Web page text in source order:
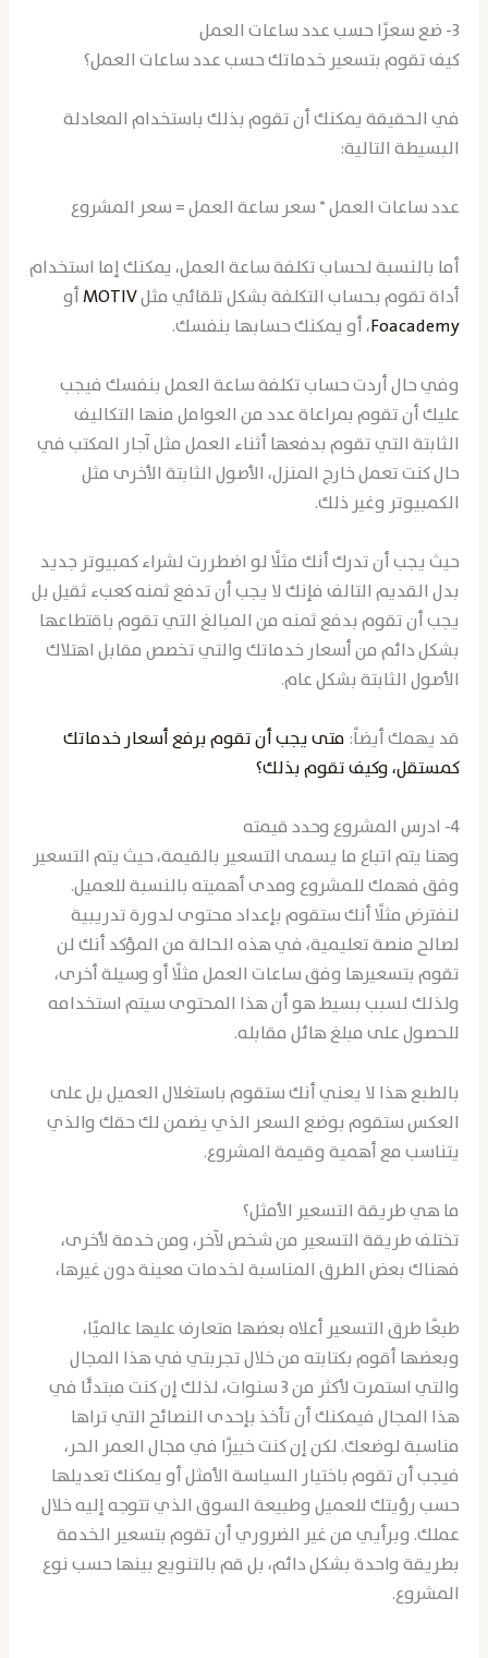
3- ضع سعرًا حسب عدد ساعات العمل
كيف تقوم بتسعير خدماتك حسب عدد ساعات العمل؟
في الحقيقة يمكنك أن تقوم بذلك باستخدام المعادلة
البسيطة التالية:
عدد ساعات العمل * سعر ساعة العمل = سعر المشروع
أما بالنسبة لحساب تكلفة ساعة العمل، يمكنك إما استخدام
أداة تقوم بحساب التكلفة بشكل تلقائي مثلMOTIVأو
Foacademy، أو يمكنك حسابها بنفسك.
وفي حال أردت حساب تكلفة ساعة العمل بنفسك فيجب
عليك أن تقوم بمراعاة عدد من العوامل منها التكاليف
الثابتة التي تقوم بدفعها أثناء العمل مثل آجار المكتب في
حال كنت تعمل خارج المنزل، الأصول الثابتة الأخرى مثل
الكمبيوتر وغير ذلك.
حيث يجب أن تدرك أنك مثلًا لو اضطررت لشراء كمبيوتر جديد
بدل القديم التالف فإنك لا يجب أن تدفع ثمنه كعبء ثقيل بل
يجب أن تقوم بدفع ثمنه من المبالغ التي تقوم باقتطاعها
بشكل دائم من أسعار خدماتك والتي تخصص مقابل اهتلاك
الأصول الثابتة بشكل عام.
قد يهمك أيضاً: متى يجب أن تقوم برفع أسعار خدماتك
كمستقل، وكيف تقوم بذلك؟
4- ادرس المشروع وحدد قيمته
وهنا يتم اتباع ما يسمى التسعير بالقيمة، حيث يتم التسعير
وفق فهمك للمشروع ومدى أهميته بالنسبة للعميل.
لنفترض مثلًا أنك ستقوم بإعداد محتوى لدورة تدريبية
لصالح منصة تعليمية، في هذه الحالة من المؤكد أنك لن
تقوم بتسعيرها وفق ساعات العمل مثلًا أو وسيلة أخرى،
ولذلك لسبب بسيط هو أن هذا المحتوى سيتم استخدامه
للحصول على مبلغ هائل مقابله.
بالطبع هذا لا يعني أنك ستقوم باستغلال العميل بل على
العكس ستقوم بوضع السعر الذي يضمن لك حقك والذي
يتناسب مع أهمية وقيمة المشروع.
ما هي طريقة التسعير الأمثل؟
تختلف طريقة التسعير من شخص لآخر، ومن خدمة لأخرى،
فهناك بعض الطرق المناسبة لخدمات معينة دون غيرها،
طبعًا طرق التسعير أعلاه بعضها متعارف عليها عالميًا،
وبعضها أقوم بكتابته من خلال تجربتي في هذا المجال
والتي استمرت لأكثر من 3 سنوات، لذلك إن كنت مبتدئًا في
هذا المجال فيمكنك أن تأخذ بإحدى النصائح التي تراها
مناسبة لوضعك. لكن إن كنت خبيرًا في مجال العمر الحر،
فيجب أن تقوم باختيار السياسة الأمثل أو يمكنك تعديلها
حسب رؤيتك للعميل وطبيعة السوق الذي تتوجه إليه خلال
عملك. وبرأيي من غير الضروري أن تقوم بتسعير الخدمة
بطريقة واحدة بشكل دائم، بل قم بالتنويع بينها حسب نوع
المشروع.